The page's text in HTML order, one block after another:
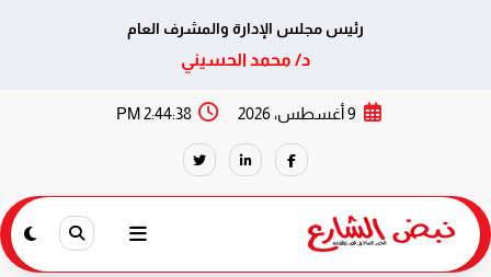
رئيس مجلس الإدارة والمشرف العام
د/ محمد الحسيني
9 أغسطس، 2026 2:44:38 PM